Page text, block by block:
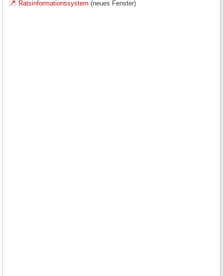
Ratsinformationssystem (neues Fenster)